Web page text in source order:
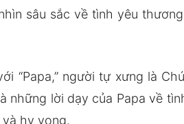
sâu sắc về tình yêu
“Papa,” người tự xưng là
những lời dạy của Papa về
hy vọng.